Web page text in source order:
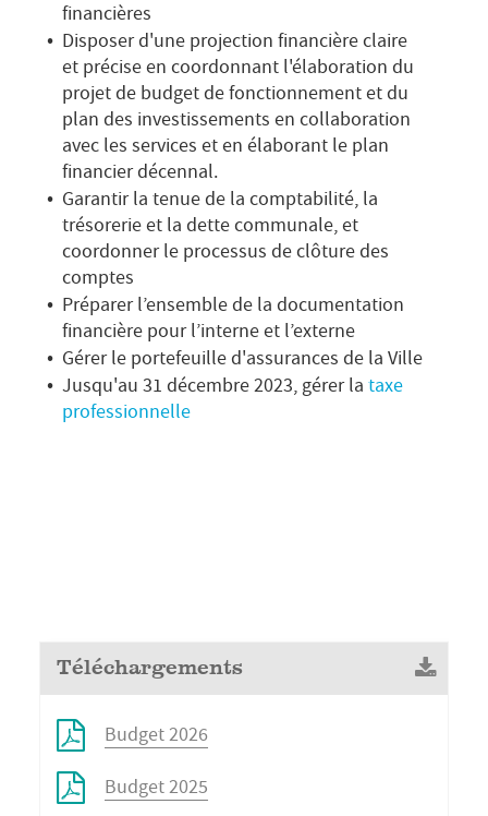
financières
Disposer d'une projection financière claire
et précise en coordonnant l'élaboration du
projet de budget de fonctionnement et du
plan des investissements en collaboration
avec les services et en élaborant le plan
financier décennal.
Garantir la tenue de la comptabilité, la
trésorerie et la dette communale, et
coordonner le processus de clôture des
comptes
Préparer l’ensemble de la documentation
financière pour l’interne et l’externe
Gérer le portefeuille d'assurances de la Ville
Jusqu'au 31 décembre 2023, gérer la taxe
professionnelle
Téléchargements
Budget 2026
Budget 2025